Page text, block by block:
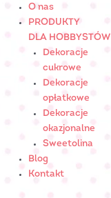
content
O nas
PRODUKTY
DLA HOBBYSTÓW
Dekoracje
cukrowe
Dekoracje
opłatkowe
Dekoracje
okazjonalne
Sweetolina
Blog
Kontakt
ilość
SZAROTKA
cukrowa
Pomarańczowa